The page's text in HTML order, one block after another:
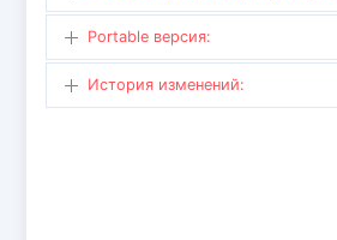
Portable версия:
История изменений: